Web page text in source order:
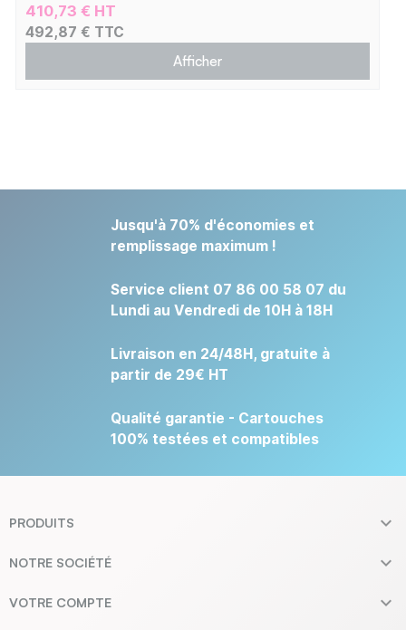
410,73 € HT
492,87 € TTC
Afficher
Jusqu'à 70% d'économies et
remplissage maximum !
Service client 07 86 00 58 07 du
Lundi au Vendredi de 10H à 18H
Livraison en 24/48H, gratuite à
partir de 29€ HT
Qualité garantie - Cartouches
100% testées et compatibles
PRODUITS 
NOTRE SOCIÉTÉ 
VOTRE COMPTE 